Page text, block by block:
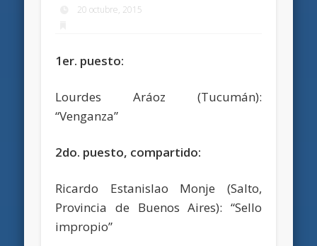
20 octubre, 2015
1er. puesto:
Lourdes Aráoz (Tucumán):
“Venganza”
2do. puesto, compartido:
Ricardo Estanislao Monje (Salto,
Provincia de Buenos Aires): “Sello
impropio”